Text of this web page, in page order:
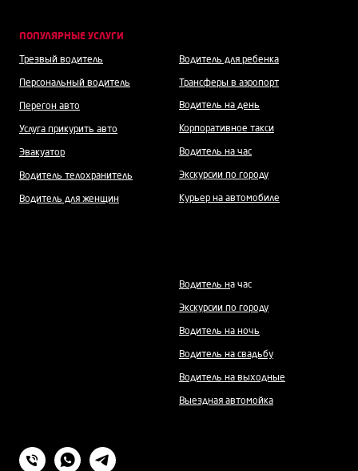
ПОПУЛЯРНЫЕ УСЛУГИ
Трезвый водитель
Персональный водитель
Перегон авто
Услуга прикурить авто
Эвакуатор
Водитель телохранитель
Водитель для женщин
Водитель для ребенка
Трансферы в аэропорт
Водитель на день
Корпоративное такси
Водитель на час
Экскурсии по городу
Курьер на автомобиле
Водитель на час
Экскурсии по городу
Водитель на ночь
Водитель на свадьбу
Водитель на выходные
Выездная автомойка